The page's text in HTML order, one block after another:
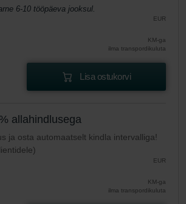
6-10 tööpäeva jooksul.
EUR
KM-ga
ilma transpordikuluta
Lisa ostukorvi
allahindlusega
ja osta automaatselt kindla intervalliga!
EUR
KM-ga
ilma transpordikuluta